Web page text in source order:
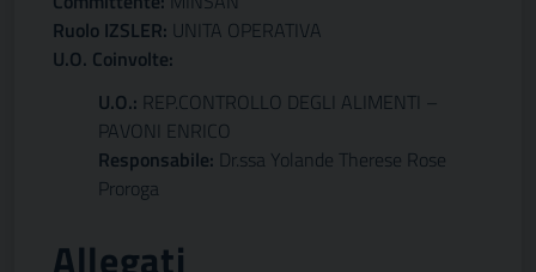
Ruolo IZSLER: UNITA OPERATIVA
U.O. Coinvolte:
U.O.: REP.CONTROLLO DEGLI ALIMENTI –
PAVONI ENRICO
Responsabile: Dr.ssa Yolande Therese Rose
Proroga
Allegati